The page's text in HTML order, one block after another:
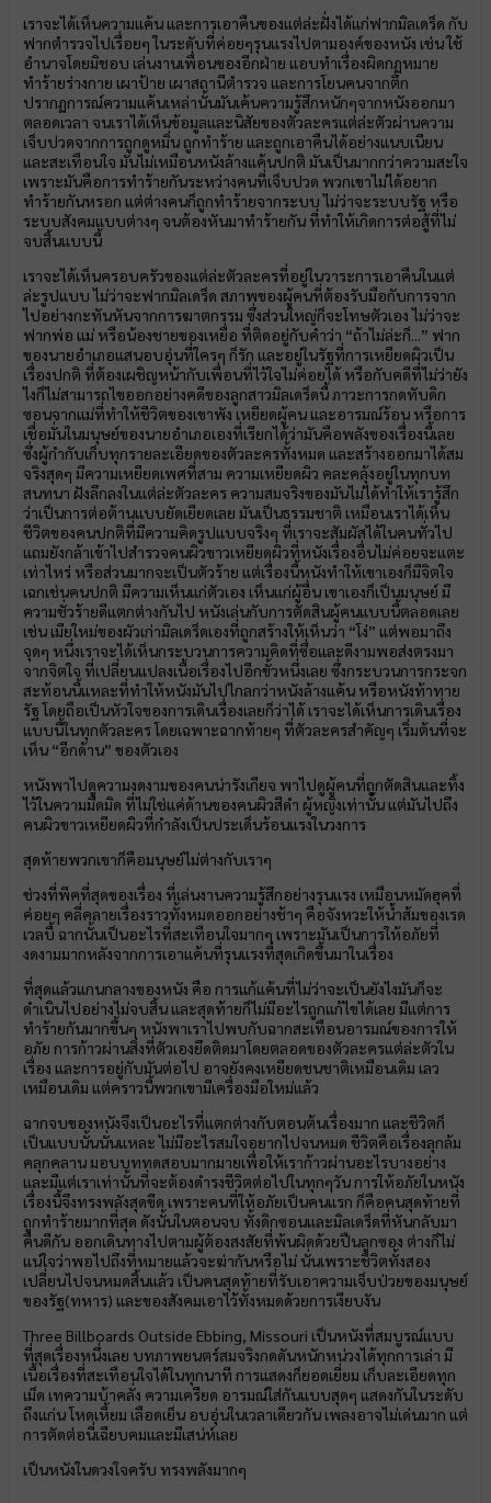
เราจะได้เห็นความแค้น และการเอาคืนของแต่ล่ะฝั่งได้แก่ฟากมิลเดร็ด กับ
ฟากตำรวจไปเรื่อยๆ ในระดับที่ค่อยๆรุนแรงไปตามองค์ของหนัง เช่น ใช้
อำนาจโดยมิชอบ เล่นงานเพื่อนของอีกฝ่าย แอบทำเรื่องผิดกฏหมาย
ทำร้ายร่างกาย เผาป้าย เผาสถานีตำรวจ และการโยนคนจากตึก
ปรากฏการณ์ความแค้นเหล่านั้นมันเค้นความรู้สึกหนักๆจากหนังออกมา
ตลอดเวลา จนเราได้เห็นข้อมูลและนิสัยของตัวละครแต่ล่ะตัวผ่านความ
เจ็บปวดจากการถูกดูหมิ่น ถูกทำร้าย และถูกเอาคืนได้อย่างแนบเนียน
และสะเทือนใจ มันไม่เหมือนหนังล้างแค้นปกติ มันเป็นมากกว่าความสะใจ
เพราะมันคือการทำร้ายกันระหว่างคนที่เจ็บปวด พวกเขาไม่ได้อยาก
ทำร้ายกันหรอก แต่ต่างคนก็ถูกทำร้ายจากระบบ ไม่ว่าจะระบบรัฐ หรือ
ระบบสังคมแบบต่างๆ จนต้องหันมาทำร้ายกัน ที่ทำให้เกิดการต่อสู้ที่ไม่
จบสิ้นแบบนี้
เราจะได้เห็นครอบครัวของแต่ล่ะตัวละครที่อยู่ในวาระการเอาคืนในแต่
ล่ะรูปแบบ ไม่ว่าจะฟากมิลเดร็ด สภาพของผู้คนที่ต้องรับมือกับการจาก
ไปอย่างกะทันหันจากการฆาตกรรม ซึ่งส่วนใหญ่ก็จะโทษตัวเอง ไม่ว่าจะ
ฟากพ่อ แม่ หรือน้องชายของเหยื่อ ที่ติดอยู่กับคำว่า “ถ้าไม่ล่ะก็...” ฟาก
ของนายอำเภอแสนอบอุ่นที่ใครๆ ก็รัก และอยู่ในรัฐที่การเหยียดผิวเป็น
เรื่องปกติ ที่ต้องเผชิญหน้ากับเพื่อนที่ไว้ใจไม่ค่อยได้ หรือกับคดีที่ไม่ว่ายัง
ไงก็ไม่สามารถไขออกอย่างคดีของลูกสาวมิลเดร็ดนี้ ภาวะการกดทับดิก
ซอนจากแม่ที่ทำให้ชีวิตของเขาพัง เหยียดผู้คน และอารมณ์ร้อน หรือการ
เชื่อมั่นในมนุษย์ของนายอำเภอเองที่เรียกได้ว่ามันคือพลังของเรื่องนี้เลย
ซึ่งผู้กำกับเก็บทุกรายละเอียดของตัวละครทั้งหมด และสร้างออกมาได้สม
จริงสุดๆ มีความเหยียดเพศที่สาม ความเหยียดผิว คละคลุ้งอยู่ในทุกบท
สนทนา ฝังลึกลงในแต่ล่ะตัวละคร ความสมจริงของมันไม่ได้ทำให้เรารู้สึก
ว่าเป็นการต่อต้านแบบยัดเยียดเลย มันเป็นธรรมชาติ เหมือนเราได้เห็น
ชีวิตของคนปกติที่มีความคิดรูปแบบจริงๆ ที่เราจะสัมผัสได้ในคนทั่วไป
แถมยังกล้าเข้าไปสำรวจคนผิวขาวเหยียดผิวที่หนังเรื่องอื่นไม่ค่อยจะแตะ
เท่าไหร่ หรือส่วนมากจะเป็นตัวร้าย แต่เรื่องนี้หนังทำให้เขาเองก็มีจิตใจ
เฉกเช่นคนปกติ มีความเห็นแก่ตัวเอง เห็นแก่ผู้อื่น เขาเองก็เป็นมนุษย์ มี
ความชั่วร้ายดีแตกต่างกันไป หนังเล่นกับการตัดสินผู้คนแบบนี้ตลอดเลย
เช่น เมียใหม่ของผัวเก่ามิลเดร็ดเองที่ถูกสร้างให้เห็นว่า “โง่” แต่พอมาถึง
จุดๆ หนึ่งเราจะได้เห็นกระบวนการความคิดที่ซื่อและดีงามพอส่งตรงมา
จากจิตใจ ที่เปลี่ยนแปลงเนื้อเรื่องไปอีกขั้วหนึ่งเลย ซึ่งกระบวนการกระจก
สะท้อนนี้แหละที่ทำให้หนังมันไปไกลกว่าหนังล้างแค้น หรือหนังท้าทาย
รัฐ โดยถือเป็นหัวใจของการเดินเรื่องเลยก็ว่าได้ เราจะได้เห็นการเดินเรื่อง
แบบนี้ในทุกตัวละคร โดยเฉพาะฉากท้ายๆ ที่ตัวละครสำคัญๆ เริ่มต้นที่จะ
เห็น “อีกด้าน” ของตัวเอง
หนังพาไปดูความงดงามของคนน่ารังเกียจ พาไปดูผู้คนที่ถูกตัดสินและทิ้ง
ไว้ในความมืดมิด ที่ไม่ใช่แค่ด้านของคนผิวสีดำ ผู้หญิงเท่านั้น แต่มันไปถึง
คนผิวขาวเหยียดผิวที่กำลังเป็นประเด็นร้อนแรงในวงการ
สุดท้ายพวกเขาก็คือมนุษย์ไม่ต่างกับเราๆ
ช่วงที่พีคที่สุดของเรื่อง ที่เล่นงานความรู้สึกอย่างรุนแรง เหมือนหมัดฮุคที่
ค่อยๆ คลี่คลายเรื่องราวทั้งหมดออกอย่างช้าๆ คือจังหวะให้น้ำส้มของเรด
เวลบี้ ฉากนั้นเป็นอะไรที่สะเทือนใจมากๆ เพราะมันเป็นการให้อภัยที่
งดงามมากหลังจากการเอาแค้นที่รุนแรงที่สุดเกิดขึ้นมาในเรื่อง
ที่สุดแล้วแกนกลางของหนัง คือ การแก้แค้นที่ไม่ว่าจะเป็นยังไงมันก็จะ
ดำเนินไปอย่างไม่จบสิ้น และสุดท้ายก็ไม่มีอะไรถูกแก้ไขได้เลย มีแต่การ
ทำร้ายกันมากขึ้นๆ หนังพาเราไปพบกับฉากสะเทือนอารมณ์ของการให้
อภัย การก้าวผ่านสิ่งที่ตัวเองยึดติดมาโดยตลอดของตัวละครแต่ล่ะตัวใน
เรื่อง และการอยู่กับมันต่อไป อาจยังคงเหยียดชนชาติเหมือนเดิม เลว
เหมือนเดิม แต่คราวนี้พวกเขามีเครื่องมือใหม่แล้ว
ฉากจบของหนังจึงเป็นอะไรที่แตกต่างกับตอนต้นเรื่องมาก และชีวิตก็
เป็นแบบนั้นนั่นแหละ ไม่มีอะไรสมใจอยากไปจนหมด ชีวิตคือเรื่องลุกล้ม
คลุกคลาน มอบบททดสอบมากมายเพื่อให้เราก้าวผ่านอะไรบางอย่าง
และมีแต่เราเท่านั้นที่จะต้องดำรงชีวิตต่อไปในทุกๆวัน การให้อภัยในหนัง
เรื่องนี้จึงทรงพลังสุดขีด เพราะคนที่ให้อภัยเป็นคนแรก ก็คือคนสุดท้ายที่
ถูกทำร้ายมากที่สุด ดังนั้นในตอนจบ ทั้งดิกซอนและมิลเดร็ดที่หันกลับมา
คืนดีกัน ออกเดินทางไปตามผู้ต้องสงสัยที่พ้นผิดด้วยปืนลูกซอง ต่างก็ไม่
แน่ใจว่าพอไปถึงที่หมายแล้วจะฆ่ากันหรือไม่ นั่นเพราะชีวิตทั้งสอง
เปลี่ยนไปจนหมดสิ้นแล้ว เป็นคนสุดท้ายที่รับเอาความเจ็บป่วยของมนุษย์
ของรัฐ(ทหาร) และของสังคมเอาไว้ทั้งหมดด้วยการเงียบงัน
Three Billboards Outside Ebbing, Missouri เป็นหนังที่สมบูรณ์แบบ
ที่สุดเรื่องหนึ่งเลย บทภาพยนตร์สมจริงกดดันหนักหน่วงได้ทุกการเล่า มี
เนื้อเรื่องที่สะเทือนใจได้ในทุกนาที การแสดงก็ยอดเยี่ยม เก็บละเอียดทุก
เม็ด เทความบ้าคลั่ง ความเครียด อารมณ์ใส่กันแบบสุดๆ แสดงกันในระดับ
ถึงแก่น โหดเหี้ยม เลือดเย็น อบอุ่นในเวลาเดียวกัน เพลงอาจไม่เด่นมาก แต่
การตัดต่อนี่เฉียบคมและมีเสน่ห์เลย
เป็นหนังในดวงใจครับ ทรงพลังมากๆ